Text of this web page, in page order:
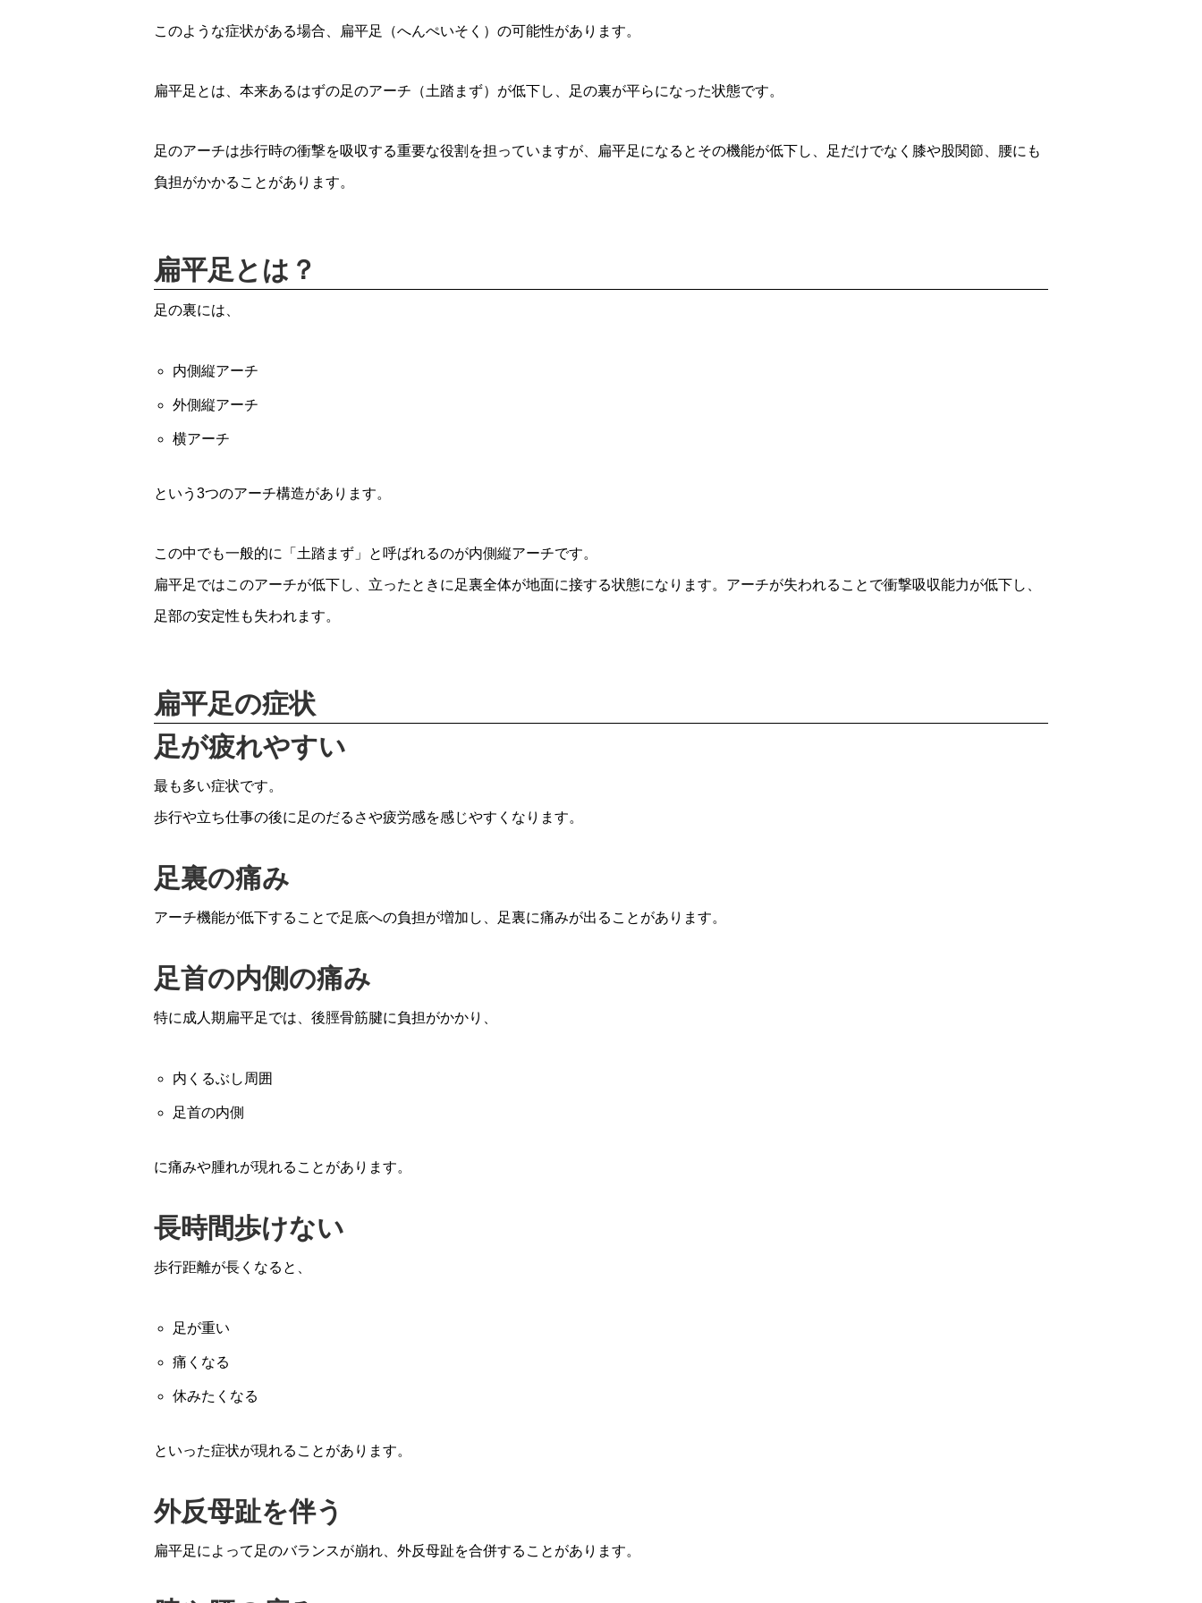
このような症状がある場合、扁平足（へんぺいそく）の可能性があります。
扁平足とは、本来あるはずの足のアーチ（土踏まず）が低下し、足の裏が平らになった状態です。
足のアーチは歩行時の衝撃を吸収する重要な役割を担っていますが、扁平足になるとその機能が低下し、足だけでなく膝や股関節、腰にも
負担がかかることがあります。
扁平足とは？
足の裏には、
内側縦アーチ
外側縦アーチ
横アーチ
という3つのアーチ構造があります。
この中でも一般的に「土踏まず」と呼ばれるのが内側縦アーチです。
扁平足ではこのアーチが低下し、立ったときに足裏全体が地面に接する状態になります。アーチが失われることで衝撃吸収能力が低下し、
足部の安定性も失われます。
扁平足の症状
足が疲れやすい
最も多い症状です。
歩行や立ち仕事の後に足のだるさや疲労感を感じやすくなります。
足裏の痛み
アーチ機能が低下することで足底への負担が増加し、足裏に痛みが出ることがあります。
足首の内側の痛み
特に成人期扁平足では、後脛骨筋腱に負担がかかり、
内くるぶし周囲
足首の内側
に痛みや腫れが現れることがあります。
長時間歩けない
歩行距離が長くなると、
足が重い
痛くなる
休みたくなる
といった症状が現れることがあります。
外反母趾を伴う
扁平足によって足のバランスが崩れ、外反母趾を合併することがあります。